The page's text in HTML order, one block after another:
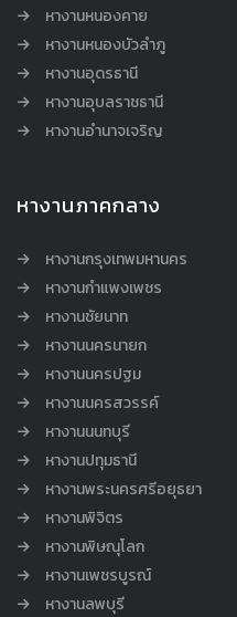
หางานหนองคาย
หางานหนองบัวลำภู
หางานอุดรธานี
หางานอุบลราชธานี
หางานอำนาจเจริญ
หางานภาคกลาง
หางานกรุงเทพมหานคร
หางานกำแพงเพชร
หางานชัยนาท
หางานนครนายก
หางานนครปฐม
หางานนครสวรรค์
หางานนนทบุรี
หางานปทุมธานี
หางานพระนครศรีอยุธยา
หางานพิจิตร
หางานพิษณุโลก
หางานเพชรบูรณ์
หางานลพบุรี